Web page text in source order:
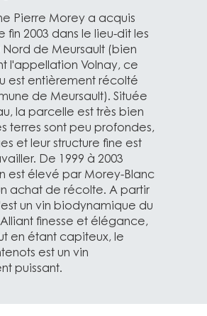
Pierre Morey a acquis
fin 2003 dans le lieu-dit les
Nord de Meursault (bien
l'appellation Volnay, ce
est entièrement récolté
de Meursault). Située
la parcelle est très bien
terres sont peu profondes,
et leur structure fine est
De 1999 à 2003
est élevé par Morey-Blanc
achat de récolte. A partir
un vin biodynamique du
finesse et élégance,
en étant capiteux, le
est un vin
puissant.